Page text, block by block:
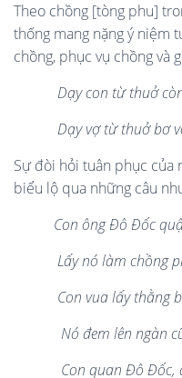
Theo chồng [tòng phu]
thống mang nặng ý niệm
chồng, phục vụ chồng và
Dạy con từ thuở
Dạy vợ từ thuở bơ
Sự đòi hỏi tuân phục của
biểu lộ qua những câu
Con ông Đô Đốc qu
Lấy nó làm chồng
Con vua lấy thằng
Nó đem lên ngàn
Con quan Đô Đốc,